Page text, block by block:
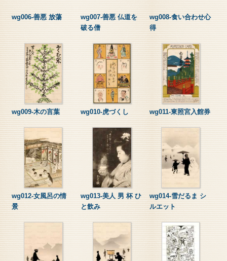
wg006-善悪 放蕩
wg007-善悪 仏道を
破る僧
wg008-食い合わせ心
得
wg009-木の言葉 wg010-虎づくし wg011-東照宮入館券
wg012-女風呂の情
景
wg013-美人 男 杯 ひ
と飲み
wg014-雪だるま シ
ルエット